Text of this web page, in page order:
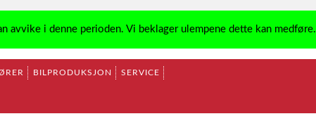
avvike i denne perioden. Vi beklager ulempene dette kan medføre.
BILPRODUKSJON
SERVICE